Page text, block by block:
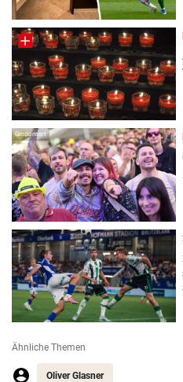
Gesponsert
Ähnliche Themen
Oliver Glasner